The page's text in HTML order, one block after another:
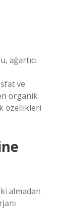
ağartıcı
ve
organik
özellikleri
almadan